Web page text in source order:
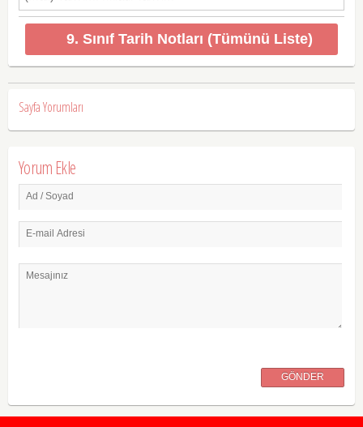
9. Sınıf Tarih Notları (Tümünü Liste)
Sayfa Yorumları
Yorum Ekle
Ad / Soyad
E-mail Adresi
Mesajınız
GÖNDER